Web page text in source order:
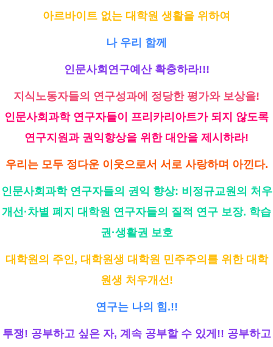
아르바이트 없는 대학원 생활을 위하여
나 우리 함께
인문사회연구예산 확충하라!!!
지식노동자들의 연구성과에 정당한 평가와 보상을!
인문사회과학 연구자들이 프리카리아트가 되지 않도록
연구지원과 권익향상을 위한 대안을 제시하라!
우리는 모두 정다운 이웃으로서 서로 사랑하며 아낀다.
인문사회과학 연구자들의 권익 향상: 비정규교원의 처우
개선·차별 폐지 대학원 연구자들의 질적 연구 보장. 학습
권·생활권 보호
대학원의 주인, 대학원생 대학원 민주주의를 위한 대학
원생 처우개선!
연구는 나의 힘.!!
투쟁! 공부하고 싶은 자, 계속 공부할 수 있게!! 공부하고